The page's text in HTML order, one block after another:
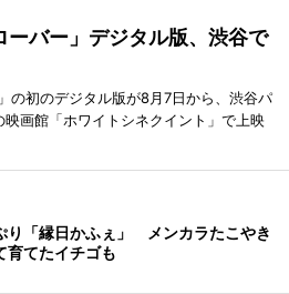
ーバー」デジタル版、渋谷で
の初のデジタル版が8月7日から、渋谷パ
画館「ホワイトシネクイント」で上映
り「縁日かふぇ」 メンカラたこやき
育てたイチゴも